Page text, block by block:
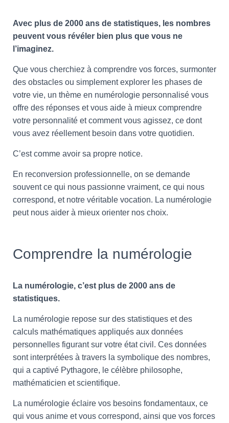
Avec plus de 2000 ans de statistiques, les nombres
peuvent vous révéler bien plus que vous ne
l’imaginez.
Que vous cherchiez à comprendre vos forces, surmonter
des obstacles ou simplement explorer les phases de
votre vie, un thème en numérologie personnalisé vous
offre des réponses et vous aide à mieux comprendre
votre personnalité et comment vous agissez, ce dont
vous avez réellement besoin dans votre quotidien.
C’est comme avoir sa propre notice.
En reconversion professionnelle, on se demande
souvent ce qui nous passionne vraiment, ce qui nous
correspond, et notre véritable vocation. La numérologie
peut nous aider à mieux orienter nos choix.
Comprendre la numérologie
La numérologie, c’est plus de 2000 ans de
statistiques.
La numérologie repose sur des statistiques et des
calculs mathématiques appliqués aux données
personnelles figurant sur votre état civil. Ces données
sont interprétées à travers la symbolique des nombres,
qui a captivé Pythagore, le célèbre philosophe,
mathématicien et scientifique.
La numérologie éclaire vos besoins fondamentaux, ce
qui vous anime et vous correspond, ainsi que vos forces